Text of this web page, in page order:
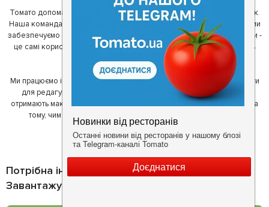
Томато допомагає своїм користувачам знайти цікаві місця неподалік.
Наша команда регулярно зв'язується з ресторанами - таким чином ми
забезпечуємо актуальність інформації. Друга частина нашої команди -
це самі користувачі, які діляться своїми враженнями і допомагають
один одному у виборі кращих місць.
Ми працюємо і з ресторанами. Для них ми надаємо зручні інструменти
для редагування інформації про себе - в результаті відвідувачі
отримають максимум інформації, а ресторан зможе зосередитися на
тому, чим він любить займатися більше всього - смачній їжі.
Потрібна інформація про заклад?
Завантажуйте додаток!